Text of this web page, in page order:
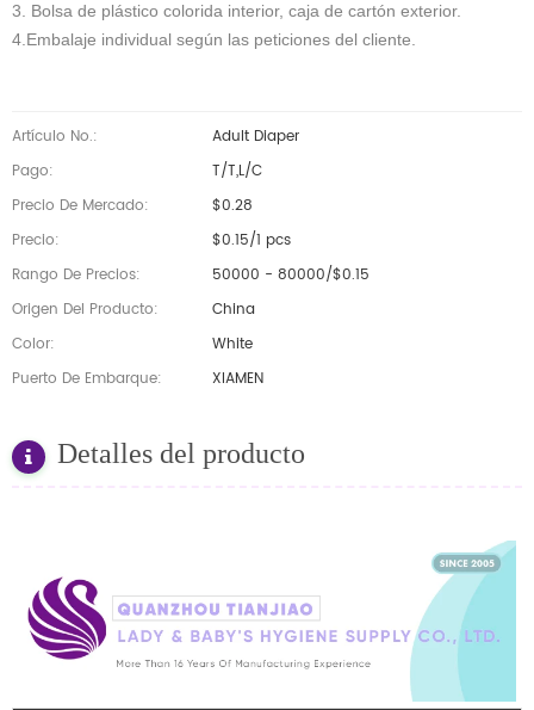
3. Bolsa de plástico colorida interior, caja de cartón exterior.
4.Embalaje individual según las peticiones del cliente.
Artículo No.:
Adult Diaper
Pago:
T/T,L/C
Precio De Mercado:
$0.28
Precio:
$0.15/1 pcs
Rango De Precios:
50000 - 80000/$0.15
Origen Del Producto:
China
Color:
White
Puerto De Embarque:
XIAMEN
Detalles del producto